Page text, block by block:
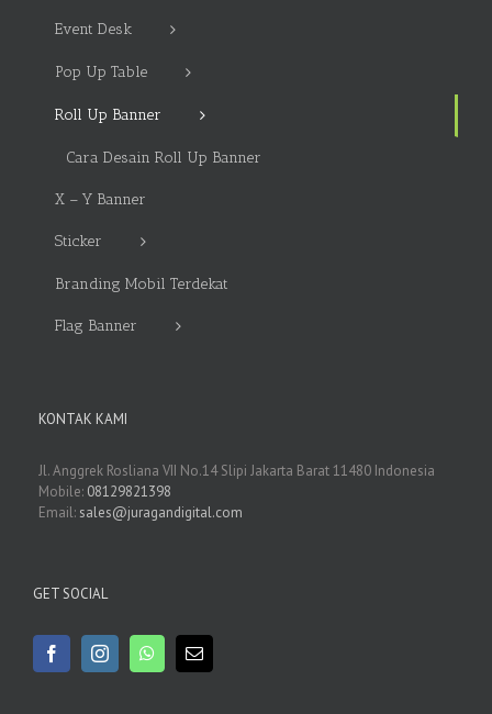
Event Desk
Pop Up Table
Roll Up Banner
Cara Desain Roll Up Banner
X – Y Banner
Sticker
Branding Mobil Terdekat
Flag Banner
KONTAK KAMI
Jl. Anggrek Rosliana VII No.14 Slipi Jakarta Barat 11480 Indonesia
Mobile: 08129821398
Email: sales@juragandigital.com
GET SOCIAL